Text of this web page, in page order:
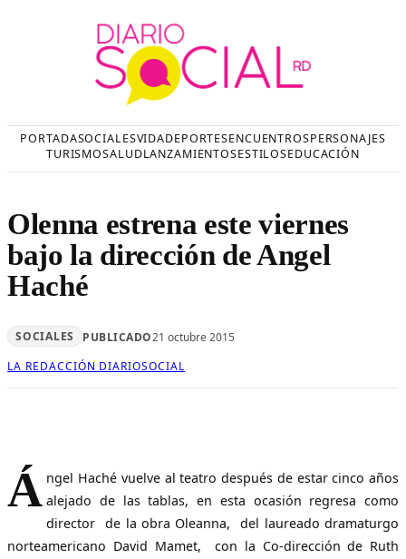
PORTADASOCIALESVIDADEPORTESENCUENTROSPERSONAJES
TURISMOSALUDLANZAMIENTOSESTILOSEDUCACIÓN
Olenna estrena este viernes
bajo la dirección de Angel
Haché
SOCIALES PUBLICADO21 octubre 2015
LA REDACCIÓN DIARIOSOCIAL
Á ngel Haché vuelve al teatro después de estar cinco años
alejado de las tablas, en esta ocasión regresa como
director de la obra Oleanna, del laureado dramaturgo
norteamericano David Mamet, con la Co-dirección de Ruth